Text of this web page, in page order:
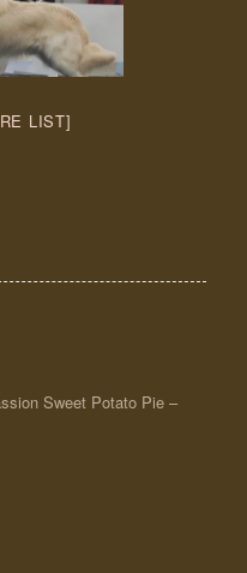
LIST]
Sweet Potato Pie –